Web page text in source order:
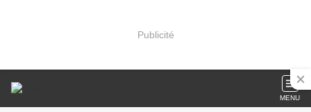
Publicité
MENU